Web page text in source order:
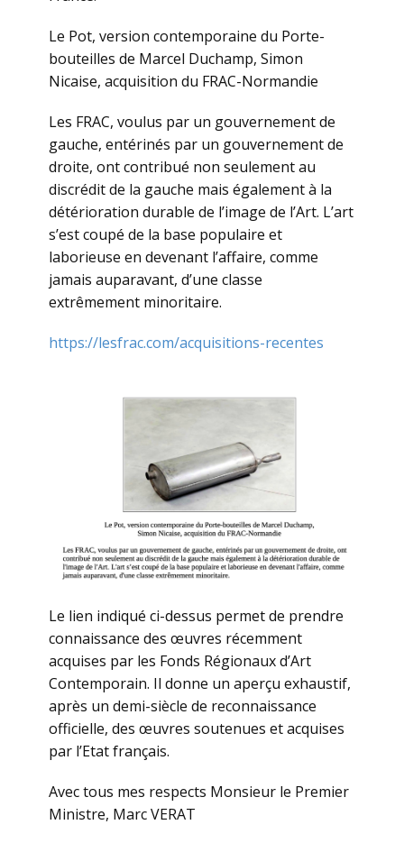
Le Pot, version contemporaine du Porte-
bouteilles de Marcel Duchamp, Simon
Nicaise, acquisition du FRAC-Normandie
Les FRAC, voulus par un gouvernement de
gauche, entérinés par un gouvernement de
droite, ont contribué non seulement au
discrédit de la gauche mais également à la
détérioration durable de l’image de l’Art. L’art
s’est coupé de la base populaire et
laborieuse en devenant l’affaire, comme
jamais auparavant, d’une classe
extrêmement minoritaire.
https://lesfrac.com/acquisitions-recentes
Le lien indiqué ci-dessus permet de prendre
connaissance des œuvres récemment
acquises par les Fonds Régionaux d’Art
Contemporain. Il donne un aperçu exhaustif,
après un demi-siècle de reconnaissance
officielle, des œuvres soutenues et acquises
par l’Etat français.
Avec tous mes respects Monsieur le Premier
Ministre, Marc VERAT